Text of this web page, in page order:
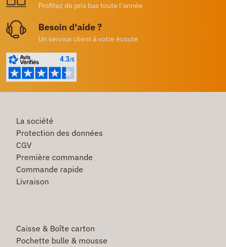
Profitez de prix bas toute l’année
Besoin d'aide ?
Un service client à votre écoute
La société
Protection des données
CGV
Première commande
Commande rapide
Livraison
Caisse & Boîte carton
Pochette bulle & mousse